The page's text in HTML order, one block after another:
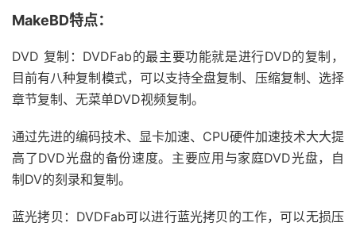
MakeBD特点：
DVD 复制：DVDFab的最主要功能就是进行DVD的复制，
目前有八种复制模式，可以支持全盘复制、压缩复制、选择
章节复制、无菜单DVD视频复制。
通过先进的编码技术、显卡加速、CPU硬件加速技术大大提
高了DVD光盘的备份速度。主要应用与家庭DVD光盘，自
制DV的刻录和复制。
蓝光拷贝：DVDFab可以进行蓝光拷贝的工作，可以无损压